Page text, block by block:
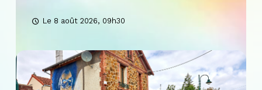
Le 8 août 2026, 09h30